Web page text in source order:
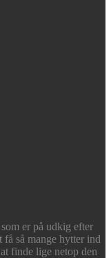
er på udkig efter
så mange hytter ind
finde lige netop den